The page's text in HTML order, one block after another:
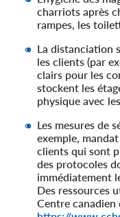
charriots après
rampes, les
La distanciation
les clients (par
clairs pour les
stockent les
physique avec
Les mesures de
exemple,
clients qui sont
des protocoles
immédiatement
Des ressources
Centre canadien